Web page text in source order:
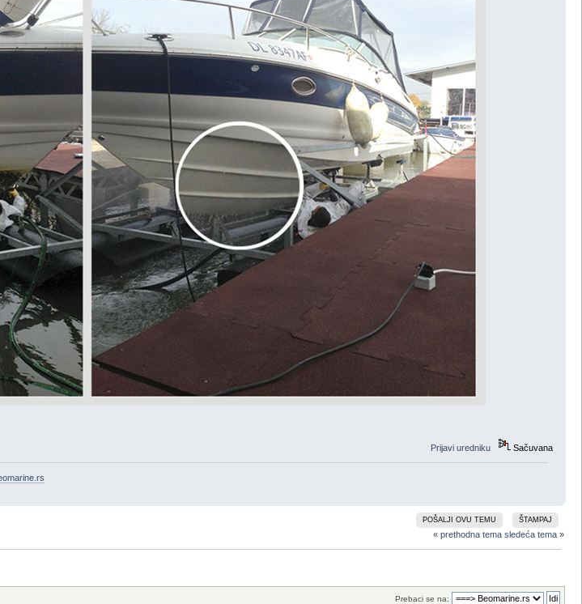
Prijavi uredniku Sačuvana
POŠALJI OVU TEMU ŠTAMPAJ
« prethodna tema sledeća tema »
Prebaci se na: